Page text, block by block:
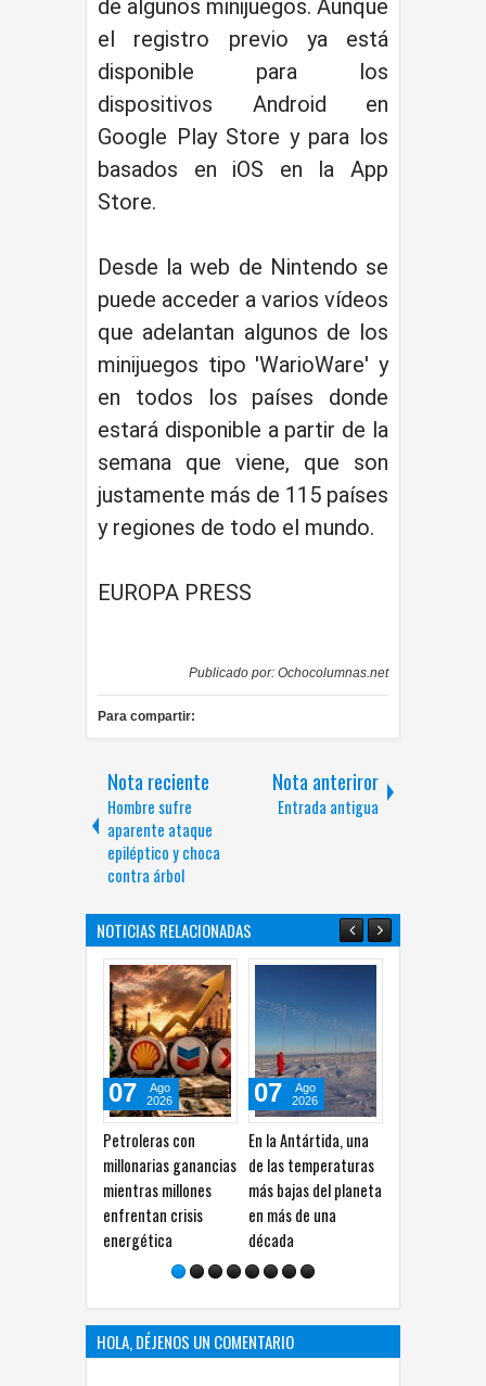
de algunos minijuegos. Aunque
el registro previo ya está
disponible para los
dispositivos Android en
Google Play Store y para los
basados en iOS en la App
Store.
Desde la web de Nintendo se
puede acceder a varios vídeos
que adelantan algunos de los
minijuegos tipo 'WarioWare' y
en todos los países donde
estará disponible a partir de la
semana que viene, que son
justamente más de 115 países
y regiones de todo el mundo.
EUROPA PRESS
Publicado por: Ochocolumnas.net
Para compartir:
Nota reciente
Hombre sufre
aparente ataque
epiléptico y choca
contra árbol
Nota anteriror
Entrada antigua
NOTICIAS RELACIONADAS
ganancias
En la Antártida, una
de las temperaturas
más bajas del planeta
en más de una
década
07
Ago
2026
Usan IA para crear
virus completamente
nuevos, advierten
científicos
07
Ago
2026
HOLA, DÉJENOS UN COMENTARIO